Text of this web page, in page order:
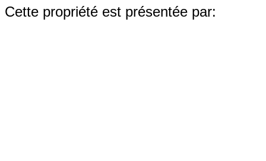
Cette propriété est présentée par: